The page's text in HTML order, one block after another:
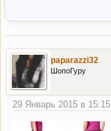
paparazzi32
ШопоГуру
29 Январь 2015 в 15:15